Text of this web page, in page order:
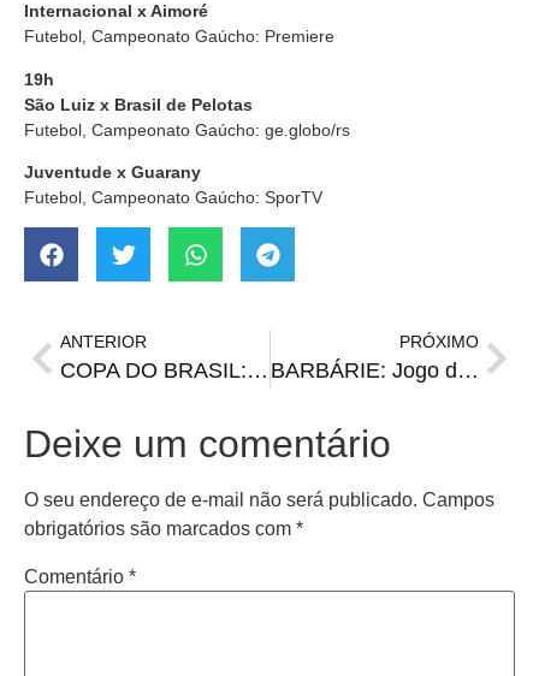
Internacional x Aimoré
Futebol, Campeonato Gaúcho: Premiere
19h
São Luiz x Brasil de Pelotas
Futebol, Campeonato Gaúcho: ge.globo/rs
Juventude x Guarany
Futebol, Campeonato Gaúcho: SporTV
ANTERIOR
COPA DO BRASIL: Juventude e Glória conhecem seus adversários na 2ª fase
PRÓXIMO
BARBÁRIE: Jogo do Campeonato Mexicano é interrompido após pancadaria generalizada
Deixe um comentário
O seu endereço de e-mail não será publicado. Campos
obrigatórios são marcados com *
Comentário *